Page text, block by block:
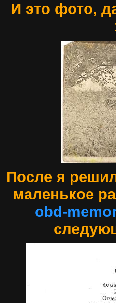
И это фото,
После я
маленькое
obd-